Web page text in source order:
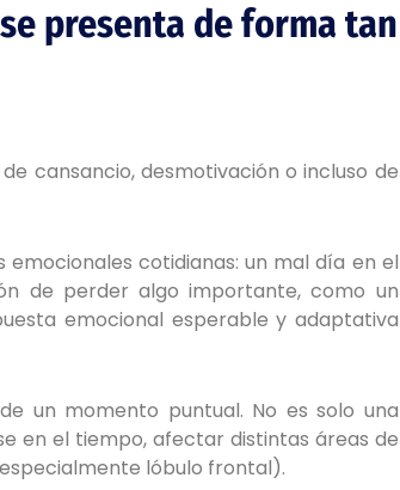
presenta de forma tan
cansancio, desmotivación o incluso de
cotidianas: un mal día en el
de perder algo importante, como un
emocional esperable y adaptativa
un momento puntual. No es solo una
en el tiempo, afectar distintas áreas de
lóbulo frontal).